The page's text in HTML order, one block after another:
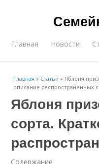
Главная Новости
Главная » Статьи »Яблоня
описание распространенных
Яблоня
сорта.
Содержание